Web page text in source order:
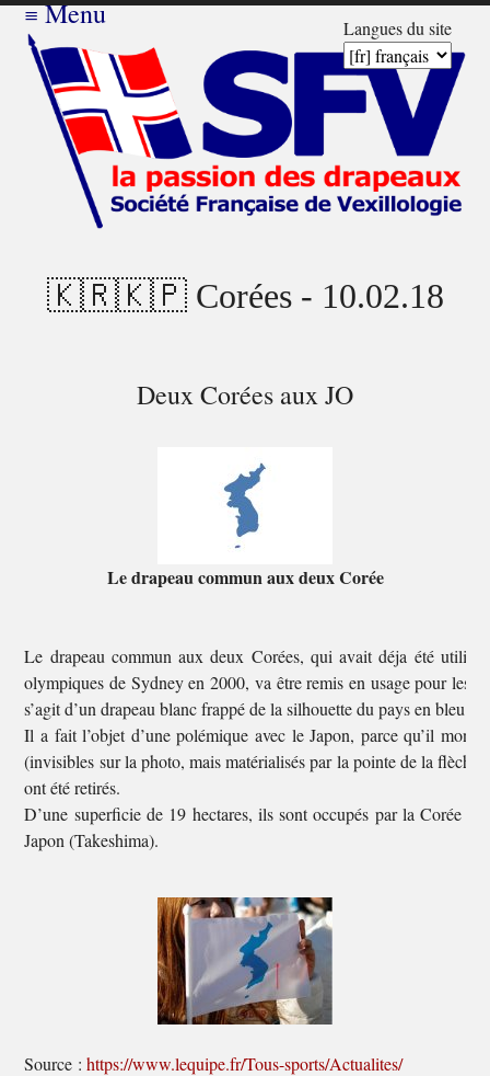
Langues du site
≡Menu
🇰🇷🇰🇵 Corées - 10.02.18
Deux Corées aux JO
Le drapeau commun aux deux Corée
Le drapeau commun aux deux Corées, qui avait déja été utilisé
olympiques de Sydney en 2000, va être remis en usage pour les
s’agit d’un drapeau blanc frappé de la silhouette du pays en bleu.
Il a fait l’objet d’une polémique avec le Japon, parce qu’il
(invisibles sur la photo, mais matérialisés par la pointe de la
ont été retirés.
D’une superficie de 19 hectares, ils sont occupés par la Corée
Japon (Takeshima).
Source :https://www.lequipe.fr/Tous-sports/Actualites/